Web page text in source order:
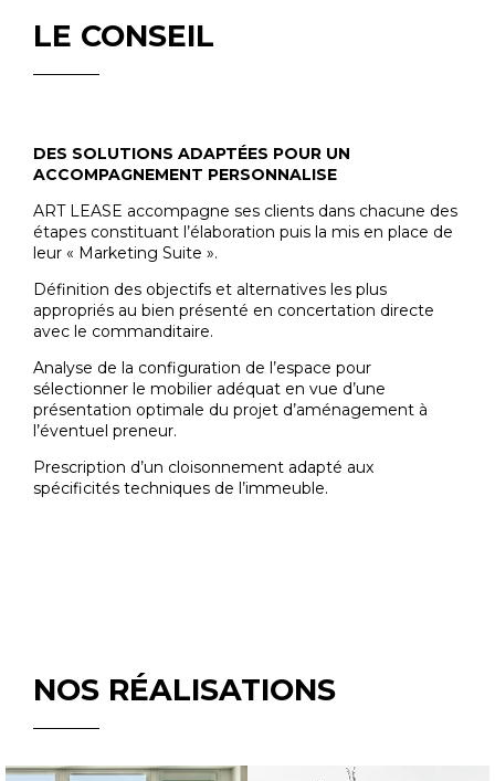
LE CONSEIL
DES SOLUTIONS ADAPTÉES POUR UN
ACCOMPAGNEMENT PERSONNALISE
ART LEASE accompagne ses clients dans chacune des
étapes constituant l’élaboration puis la mis en place de
leur « Marketing Suite ».
Définition des objectifs et alternatives les plus
appropriés au bien présenté en concertation directe
avec le commanditaire.
Analyse de la configuration de l’espace pour
sélectionner le mobilier adéquat en vue d’une
présentation optimale du projet d’aménagement à
l’éventuel preneur.
Prescription d’un cloisonnement adapté aux
spécificités techniques de l’immeuble.
NOS RÉALISATIONS